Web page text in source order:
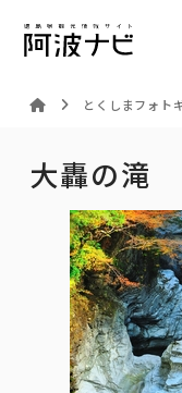
とくしまフォト
大轟の滝